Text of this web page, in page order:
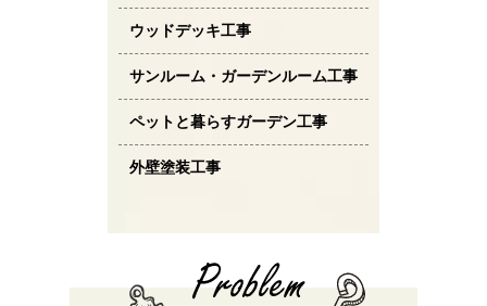
ウッドデッキ工事
サンルーム・ガーデンルーム工事
ペットと暮らすガーデン工事
外壁塗装工事